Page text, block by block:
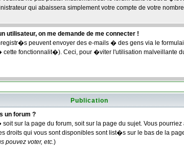
qui abaissera simplement votre compte de votre
utilisateur, on me demande de me connecter !
peuvent envoyer des e-mails � des gens via le
fonctionnalit�). Ceci, pour �viter l'utilisation malveillante
Publication
un forum ?
sur la page du forum, soit sur la page du sujet. Vous
droits qui vous sont disponibles sont list�s sur le bas de la
pouvez voter, etc.)